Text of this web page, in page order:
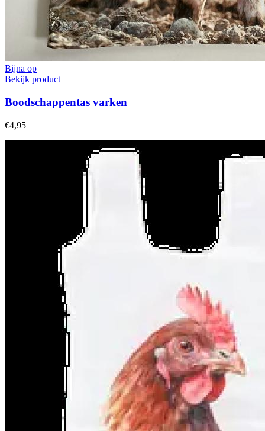
Bijna op
Bekijk product
Boodschappentas varken
€4,95